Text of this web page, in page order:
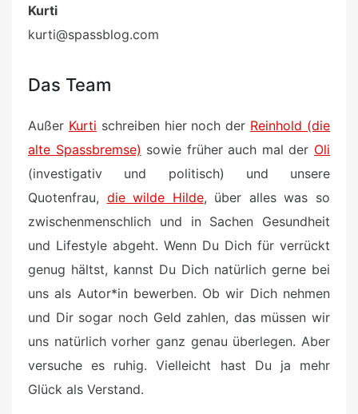
Kurti
kurti@spassblog.com
Das Team
Außer Kurti schreiben hier noch der Reinhold (die
alte Spassbremse) sowie früher auch mal der Oli
(investigativ und politisch) und unsere
Quotenfrau, die wilde Hilde, über alles was so
zwischenmenschlich und in Sachen Gesundheit
und Lifestyle abgeht. Wenn Du Dich für verrückt
genug hältst, kannst Du Dich natürlich gerne bei
uns als Autor*in bewerben. Ob wir Dich nehmen
und Dir sogar noch Geld zahlen, das müssen wir
uns natürlich vorher ganz genau überlegen. Aber
versuche es ruhig. Vielleicht hast Du ja mehr
Glück als Verstand.